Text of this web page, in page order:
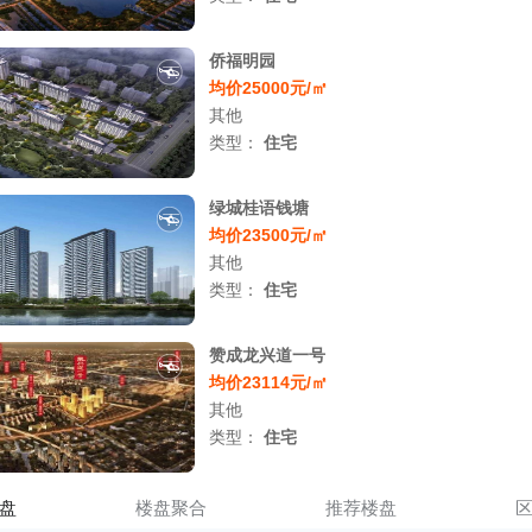
侨福明园
均价25000元/㎡
其他
类型： 住宅
绿城桂语钱塘
均价23500元/㎡
其他
类型： 住宅
赞成龙兴道一号
均价23114元/㎡
其他
类型： 住宅
楼盘聚合 推荐楼盘